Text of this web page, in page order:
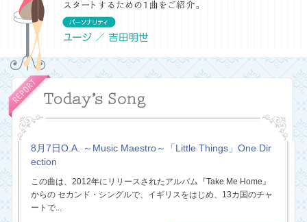
8月7日O.A. ～Music Maestro～「Little Things」One Dir
ection
この曲は、2012年にリリースされたアルバム『Take Me Home』
からの セカンド・シングルで、イギリスをはじめ、13カ国のチャ
ートで...